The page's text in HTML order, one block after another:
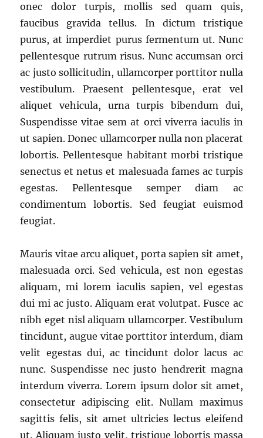
onec dolor turpis, mollis sed quam quis,
faucibus gravida tellus. In dictum tristique
purus, at imperdiet purus fermentum ut. Nunc
pellentesque rutrum risus. Nunc accumsan orci
ac justo sollicitudin, ullamcorper porttitor nulla
vestibulum. Praesent pellentesque, erat vel
aliquet vehicula, urna turpis bibendum dui,
Suspendisse vitae sem at orci viverra iaculis in
ut sapien. Donec ullamcorper nulla non placerat
lobortis. Pellentesque habitant morbi tristique
senectus et netus et malesuada fames ac turpis
egestas. Pellentesque semper diam ac
condimentum lobortis. Sed feugiat euismod
feugiat.
Mauris vitae arcu aliquet, porta sapien sit amet,
malesuada orci. Sed vehicula, est non egestas
aliquam, mi lorem iaculis sapien, vel egestas
dui mi ac justo. Aliquam erat volutpat. Fusce ac
nibh eget nisl aliquam ullamcorper. Vestibulum
tincidunt, augue vitae porttitor interdum, diam
velit egestas dui, ac tincidunt dolor lacus ac
nunc. Suspendisse nec justo hendrerit magna
interdum viverra. Lorem ipsum dolor sit amet,
consectetur adipiscing elit. Nullam maximus
sagittis felis, sit amet ultricies lectus eleifend
ut. Aliquam justo velit, tristique lobortis massa